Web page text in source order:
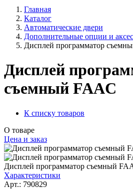
Главная
Каталог
Автоматические двери
Дополнительные опции и
Дисплей программатор
Дисплей
съемный FAAC
К списку товаров
О товаре
Цена и заказ
Дисплей программатор съемный
Характеристики
Арт.: 790829